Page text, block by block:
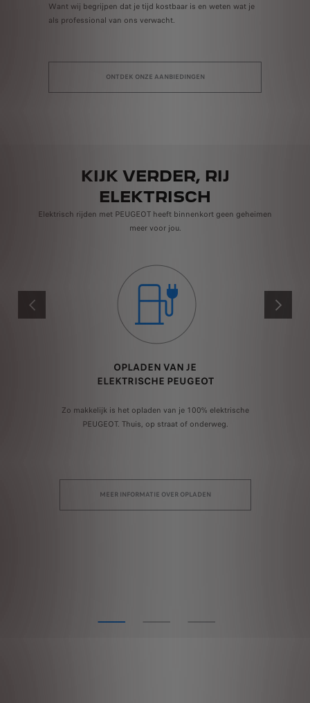
Want wij begrijpen dat je tijd kostbaar is en weten wat je
als professional van ons verwacht.
ONTDEK ONZE AANBIEDINGEN
KIJK VERDER, RIJ
ELEKTRISCH
Elektrisch rijden met PEUGEOT heeft binnenkort geen geheimen
meer voor jou.
VORIGE
OPLADEN VAN JE
ELEKTRISCHE PEUGEOT
Zo makkelijk is het opladen van je 100% elektrische
PEUGEOT. Thuis, op straat of onderweg.
MEER INFORMATIE OVER OPLADEN